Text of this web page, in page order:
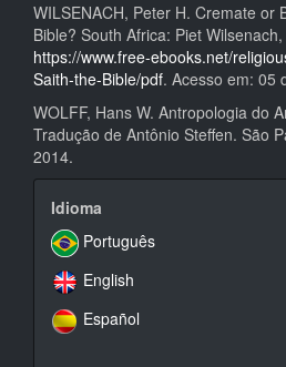
WILSENACH, Peter H. Cremate or
Bible? South Africa: Piet
https://www.free-ebooks.net/
Saith-the-Bible/pdf. Acesso em: 05
WOLFF, Hans W. Antropologia do
Tradução de Antônio Steffen. São
2014.
idioma
Idioma
Português
English
Español